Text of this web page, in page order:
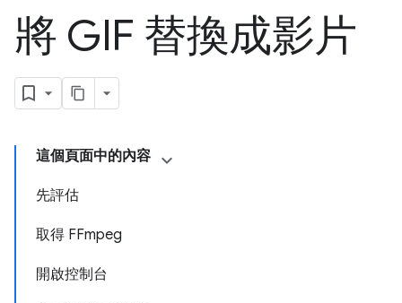
將 GIF 替換成影片
這個頁面中的內容
先評估
取得 FFmpeg
開啟控制台